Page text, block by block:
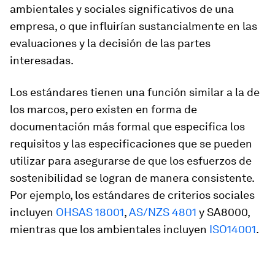
ambientales y sociales significativos de una
empresa, o que influirían sustancialmente en las
evaluaciones y la decisión de las partes
interesadas.
Los estándares tienen una función similar a la de
los marcos, pero existen en forma de
documentación más formal que especifica los
requisitos y las especificaciones que se pueden
utilizar para asegurarse de que los esfuerzos de
sostenibilidad se logran de manera consistente.
Por ejemplo, los estándares de criterios sociales
incluyen OHSAS 18001,AS/NZS 4801 y SA8000,
mientras que los ambientales incluyen ISO14001.